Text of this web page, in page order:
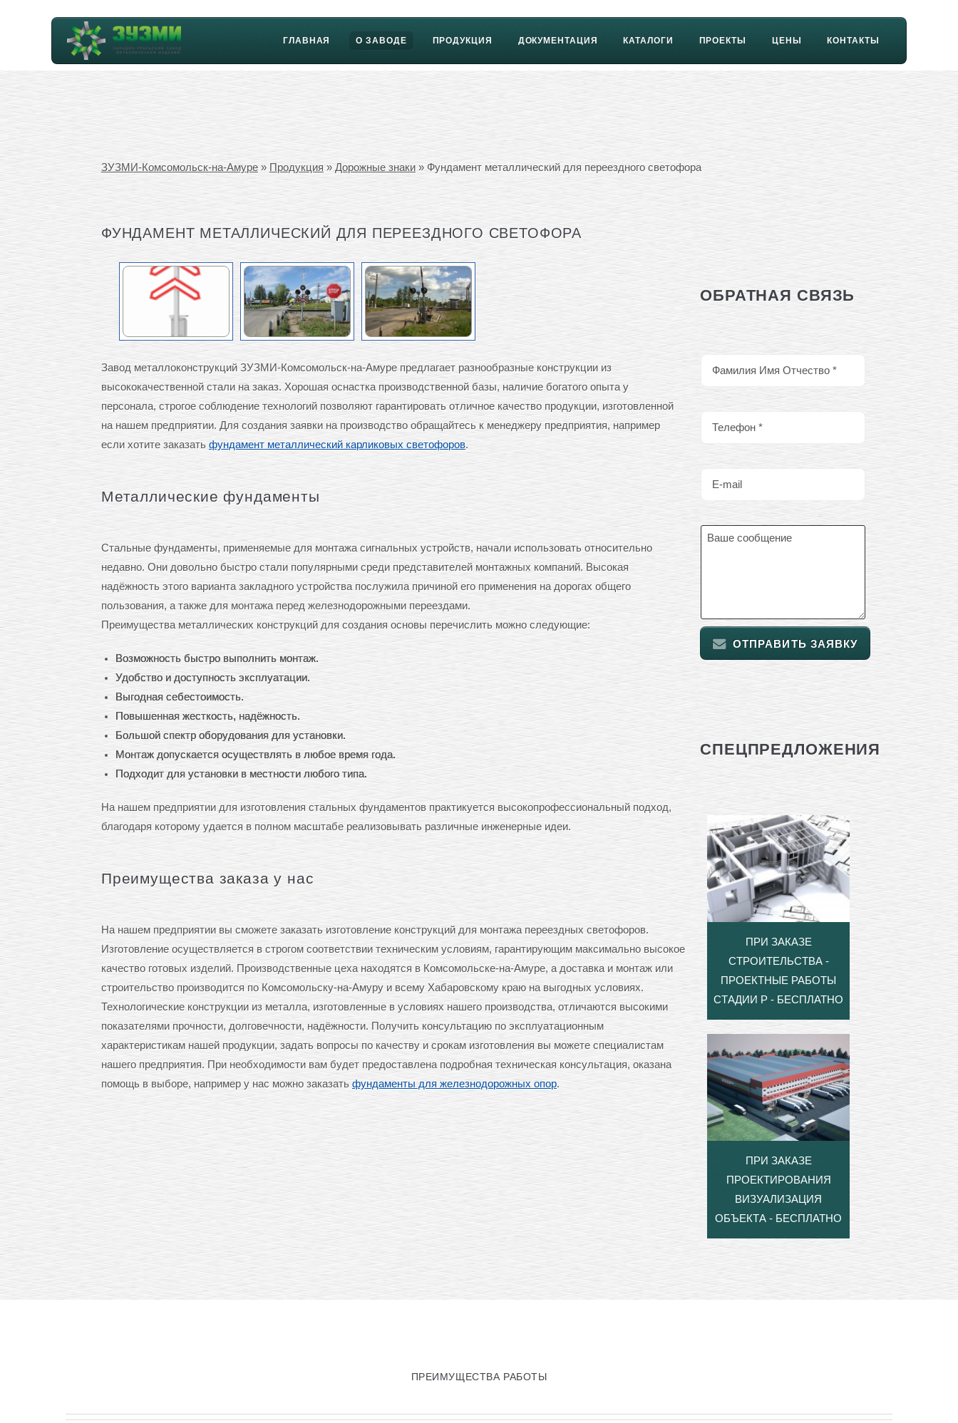
ГЛАВНАЯ О ЗАВОДЕ ПРОДУКЦИЯ ДОКУМЕНТАЦИЯ КАТАЛОГИ ПРОЕКТЫ ЦЕНЫ КОНТАКТЫ
ЗУЗМИ-Комсомольск-на-Амуре » Продукция »Дорожные знаки » Фундамент металлический для переездного светофора
ФУНДАМЕНТ МЕТАЛЛИЧЕСКИЙ ДЛЯ ПЕРЕЕЗДНОГО СВЕТОФОРА
Завод металлоконструкций ЗУЗМИ-Комсомольск-на-Амуре предлагает разнообразные конструкции из
высококачественной стали на заказ. Хорошая оснастка производственной базы, наличие богатого опыта у
персонала, строгое соблюдение технологий позволяют гарантировать отличное качество продукции, изготовленной
на нашем предприятии. Для создания заявки на производство обращайтесь к менеджеру предприятия, например
если хотите заказать фундамент металлический карликовых светофоров.
Металлические фундаменты
Стальные фундаменты, применяемые для монтажа сигнальных устройств, начали использовать относительно
недавно. Они довольно быстро стали популярными среди представителей монтажных компаний. Высокая
надёжность этого варианта закладного устройства послужила причиной его применения на дорогах общего
пользования, а также для монтажа перед железнодорожными переездами.
Преимущества металлических конструкций для создания основы перечислить можно следующие:
Возможность быстро выполнить монтаж.
Удобство и доступность эксплуатации.
Выгодная себестоимость.
Повышенная жесткость, надёжность.
Большой спектр оборудования для установки.
Монтаж допускается осуществлять в любое время года.
Подходит для установки в местности любого типа.
На нашем предприятии для изготовления стальных фундаментов практикуется высокопрофессиональный подход,
благодаря которому удается в полном масштабе реализовывать различные инженерные идеи.
Преимущества заказа у нас
На нашем предприятии вы сможете заказать изготовление конструкций для монтажа переездных светофоров.
Изготовление осуществляется в строгом соответствии техническим условиям, гарантирующим максимально высокое
качество готовых изделий. Производственные цеха находятся в Комсомольске-на-Амуре, а доставка и монтаж или
строительство производится по Комсомольску-на-Амуру и всему Хабаровскому краю на выгодных условиях.
Технологические конструкции из металла, изготовленные в условиях нашего производства, отличаются высокими
показателями прочности, долговечности, надёжности. Получить консультацию по эксплуатационным
характеристикам нашей продукции, задать вопросы по качеству и срокам изготовления вы можете специалистам
нашего предприятия. При необходимости вам будет предоставлена подробная техническая консультация, оказана
помощь в выборе, например у нас можно заказать фундаменты для железнодорожных опор.
ОБРАТНАЯ СВЯЗЬ
ОТПРАВИТЬ ЗАЯВКУ
СПЕЦПРЕДЛОЖЕНИЯ
ПРИ ЗАКАЗЕ
СТРОИТЕЛЬСТВА -
ПРОЕКТНЫЕ РАБОТЫ
СТАДИИ Р - БЕСПЛАТНО
ПРИ ЗАКАЗЕ
ПРОЕКТИРОВАНИЯ
ВИЗУАЛИЗАЦИЯ
ОБЪЕКТА - БЕСПЛАТНО
ПРЕИМУЩЕСТВА РАБОТЫ